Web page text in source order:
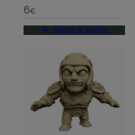
6€
Añadir al carrito